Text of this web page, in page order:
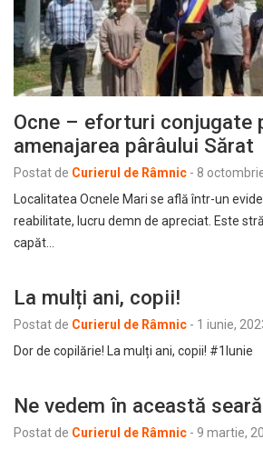
Ocne – eforturi conjugate
amenajarea pârâului Sărat
Postat de Curierul de Râmnic - 8
Localitatea Ocnele Mari se află într-un
reabilitate, lucru demn de apreciat. Este
capăt…
La mulți ani, copii!
Postat de Curierul de Râmnic - 1 iunie,
Dor de copilărie! La mulți ani, copii! #1Iunie
Ne vedem în această
Postat de Curierul de Râmnic - 9 martie,